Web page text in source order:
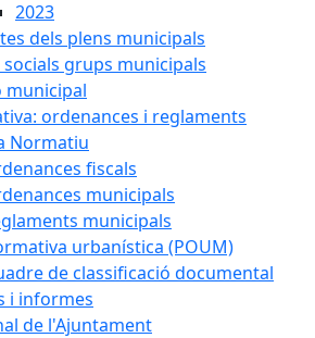
2023
dels plens municipals
socials grups municipals
ordenances i reglaments
Normatiu
fiscals
municipals
municipals
urbanística (POUM)
de classificació documental
i informes
de l'Ajuntament